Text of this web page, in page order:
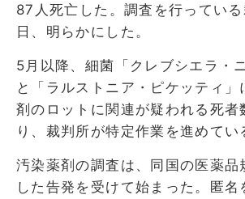
87人死亡した。調査を行ってい
日、明らかにした。
5月以降、細菌「クレブシエラ・
と「ラルストニア・ピケッティ」
剤のロットに関連が疑われる死者
り、裁判所が特定作業を進めてい
汚染薬剤の調査は、同国の医薬品
した告発を受けて始まった。匿名